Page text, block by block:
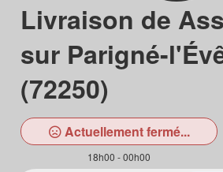
Livraison de
sur Parigné-
(72250)
Actuellement fermé...
18h00 - 00h00